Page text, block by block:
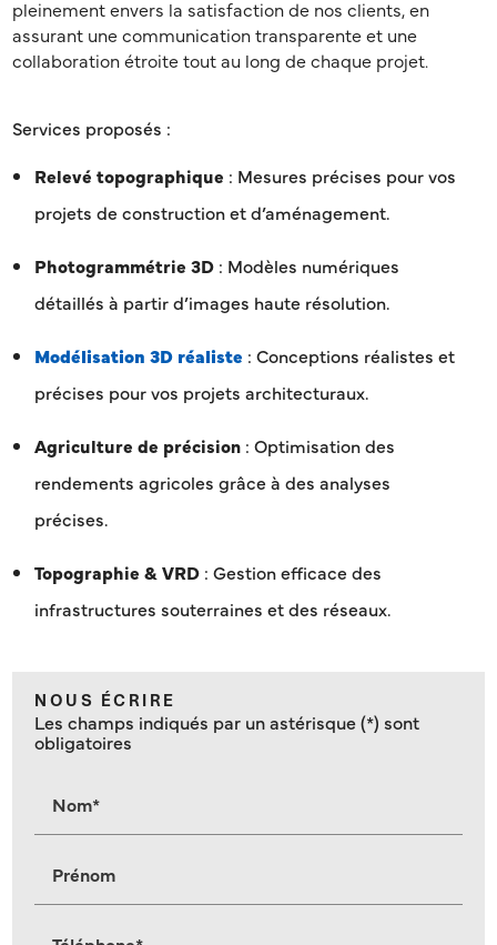
pleinement envers la satisfaction de nos clients, en
assurant une communication transparente et une
collaboration étroite tout au long de chaque projet.
Services proposés :
Relevé topographique : Mesures précises pour vos
projets de construction et d’aménagement.
Photogrammétrie 3D : Modèles numériques
détaillés à partir d’images haute résolution.
Modélisation 3D réaliste : Conceptions réalistes et
précises pour vos projets architecturaux.
Agriculture de précision : Optimisation des
rendements agricoles grâce à des analyses
précises.
Topographie & VRD : Gestion efficace des
infrastructures souterraines et des réseaux.
NOUS ÉCRIRE
Les champs indiqués par un astérisque (*) sont
obligatoires
Nom*
Prénom